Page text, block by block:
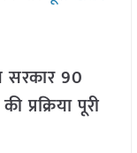
सरकार 90
प्रक्रिया पूरी